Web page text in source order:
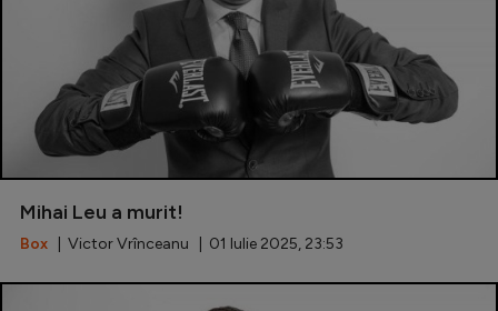
Mihai Leu a murit!
Box | Victor Vrînceanu | 01 Iulie 2025, 23:53